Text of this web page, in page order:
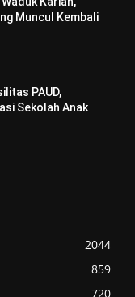
Muncul Kembali
PAUD,
Sekolah Anak
2044
859
720